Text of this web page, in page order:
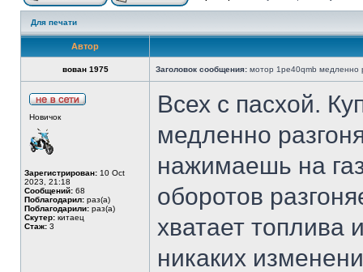
Для печати
Автор
вован 1975 Заголовок сообщения: мотор 1pe40qmb медленно
Новичок
Зарегистрирован: 10 Oct
2023, 21:18
Сообщений: 68
Поблагодарил: раз(а)
Поблагодарили: раз(а)
Скутер: китаец
Стаж: 3
Всех с пасхой.
медленно
нажимаешь на
оборотов
хватает топлива
никаких